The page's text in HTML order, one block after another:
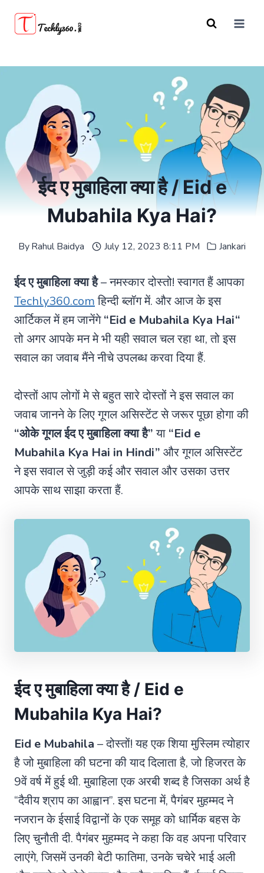
ईद ए मुबाहिला क्या है / Eid e
Mubahila Kya Hai?
ByRahul Baidya July 12, 2023 8:11 PM Jankari
ईद ए मुबाहिला क्या है– नमस्कार दोस्तो! स्वागत हैं आपका
Techly360.comहिन्दी ब्लॉग में. और आज के इस
आर्टिकल में हम जानेंगे“Eid e Mubahila Kya Hai“
तो अगर आपके मन मे भी यही सवाल चल रहा था, तो इस
सवाल का जवाब मैंने नीचे उपलब्ध करवा दिया हैं.
दोस्तों आप लोगों मे से बहुत सारे दोस्तों ने इस सवाल का
जवाब जानने के लिए गूगल असिस्टेंट से जरूर पूछा होगा की
“ओके गूगल ईद ए मुबाहिला क्या है”या “Eid e
Mubahila Kya Hai in Hindi” और गूगल असिस्टेंट
ने इस सवाल से जुड़ी कई और सवाल और उसका उत्तर
आपके साथ साझा करता हैं.
ईद ए मुबाहिला क्या है / Eid e
Mubahila Kya Hai?
Eid e Mubahila – दोस्तों! यह एक शिया मुस्लिम त्योहार
है जो मुबाहिला की घटना की याद दिलाता है, जो हिजरत के
9वें वर्ष में हुई थी. मुबाहिला एक अरबी शब्द है जिसका अर्थ है
“दैवीय श्राप का आह्वान”. इस घटना में, पैगंबर मुहम्मद ने
नजरान के ईसाई विद्वानों के एक समूह को धार्मिक बहस के
लिए चुनौती दी. पैगंबर मुहम्मद ने कहा कि वह अपना परिवार
लाएंगे, जिसमें उनकी बेटी फातिमा, उनके चचेरे भाई अली